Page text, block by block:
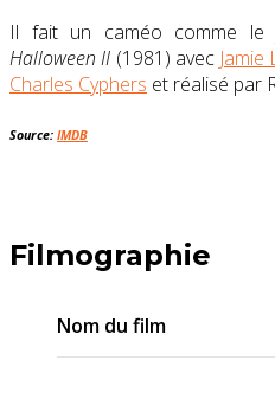
Il fait un caméo comme le
Halloween II (1981) avec Jamie
Charles Cyphers et réalisé par
Source: IMDB
Filmographie
Nom du film